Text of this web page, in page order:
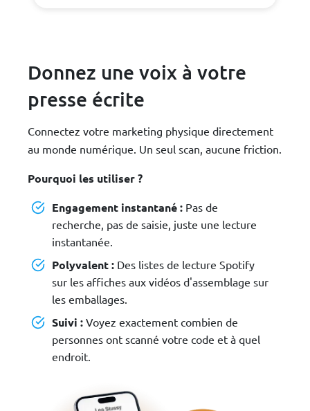
Donnez une voix à votre
presse écrite
Connectez votre marketing physique directement
au monde numérique. Un seul scan, aucune friction.
Pourquoi les utiliser ?
Engagement instantané : Pas de
recherche, pas de saisie, juste une lecture
instantanée.
Polyvalent : Des listes de lecture Spotify
sur les affiches aux vidéos d'assemblage sur
les emballages.
Suivi : Voyez exactement combien de
personnes ont scanné votre code et à quel
endroit.